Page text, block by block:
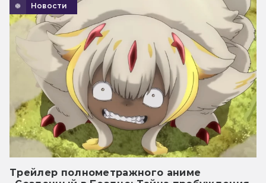
Новости
Трейлер полнометражного аниме